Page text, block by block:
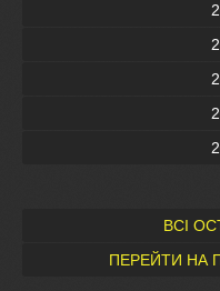
ВСІ
ПЕРЕЙТИ НА